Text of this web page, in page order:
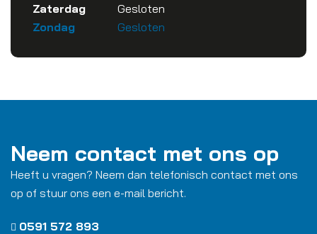
Zaterdag
Gesloten
Zondag
Gesloten
Neem contact met ons op
Heeft u vragen? Neem dan telefonisch contact met ons
op of stuur ons een e-mail bericht.
0591 572 893